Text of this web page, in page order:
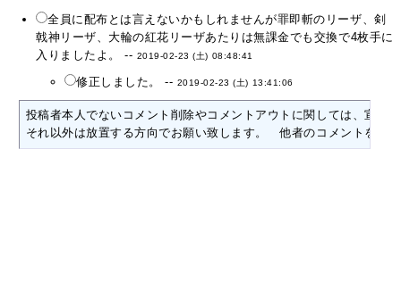
全員に配布とは言えないかもしれませんが罪即斬のリーザ、剣
戟神リーザ、大輪の紅花リーザあたりは無課金でも交換で4枚手に
入りましたよ。 -- 2019-02-23 (土) 08:48:41
修正しました。 -- 2019-02-23 (土) 13:41:06
投稿者本人でないコメント削除やコメントアウトに関しては、宣伝
それ以外は放置する方向でお願い致します。　他者のコメントを独